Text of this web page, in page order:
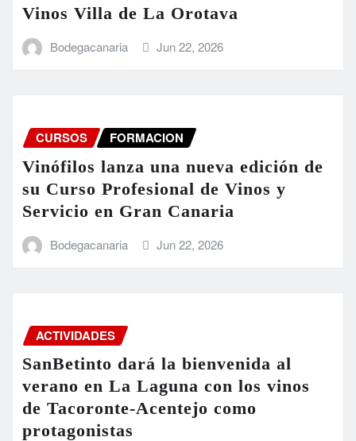
Vinos Villa de La Orotava
Bodegacanaria Jun 22, 2026
CURSOS FORMACION
Vinófilos lanza una nueva edición de
su Curso Profesional de Vinos y
Servicio en Gran Canaria
Bodegacanaria Jun 22, 2026
ACTIVIDADES
SanBetinto dará la bienvenida al
verano en La Laguna con los vinos
de Tacoronte-Acentejo como
protagonistas